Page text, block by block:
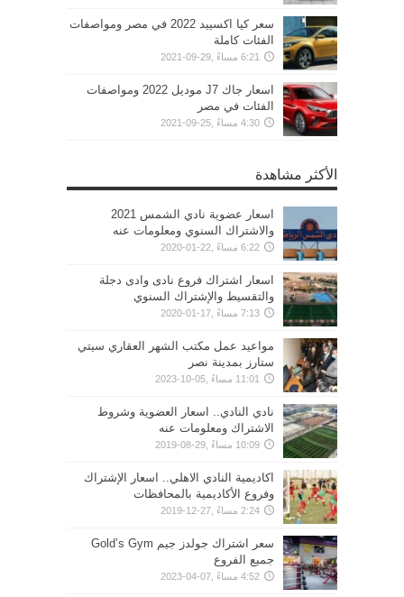
سعر كيا اكسييد 2022 في مصر ومواصفات
الفئات كاملة
6:21 مساءً ,29-09-2021
اسعار جاك J7 موديل 2022 ومواصفات
الفئات في مصر
4:30 مساءً ,25-09-2021
الأكثر مشاهدة
اسعار عضوية نادي الشمس 2021
والاشتراك السنوي ومعلومات عنه
6:22 مساءً ,22-01-2020
اسعار اشتراك فروع نادى وادى دجلة
والتقسيط والإشتراك السنوي
7:13 مساءً ,17-01-2020
مواعيد عمل مكتب الشهر العقاري سيتي
ستارز بمدينة نصر
11:01 مساءً ,05-10-2023
نادي النادي.. اسعار العضوية وشروط
الاشتراك ومعلومات عنه
10:09 مساءً ,29-08-2019
اكاديمية النادي الاهلي.. اسعار الإشتراك
وفروع الأكاديمية بالمحافظات
2:24 مساءً ,27-12-2019
سعر اشتراك جولدز جيم Gold’s Gym
جميع الفروع
4:52 مساءً ,07-04-2023